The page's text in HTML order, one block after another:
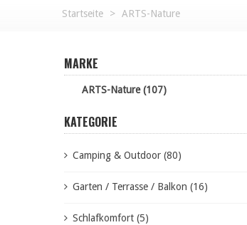
Startseite > ARTS-Nature
MARKE
ARTS-Nature (107)
KATEGORIE
Camping & Outdoor (80)
Garten / Terrasse / Balkon (16)
Schlafkomfort (5)